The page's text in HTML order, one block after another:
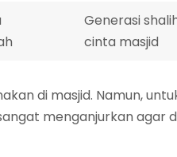
Generasi
cinta masjid
di masjid. Namun,
menganjurkan agar